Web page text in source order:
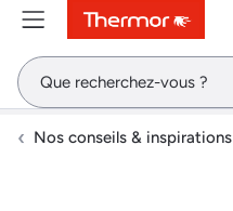
ContenuMenuRecherche
Nos conseils & inspirations